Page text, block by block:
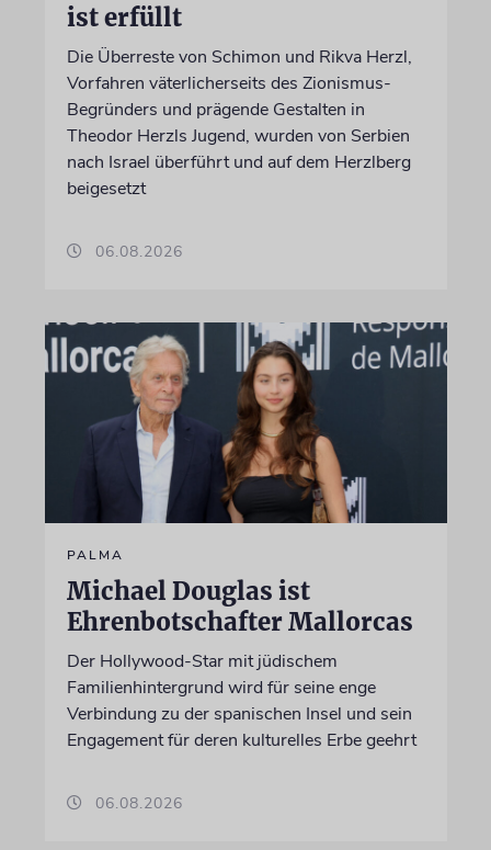
ist erfüllt
Die Überreste von Schimon und Rikva Herzl,
Vorfahren väterlicherseits des Zionismus-
Begründers und prägende Gestalten in
Theodor Herzls Jugend, wurden von Serbien
nach Israel überführt und auf dem Herzlberg
beigesetzt
06.08.2026
PALMA
Michael Douglas ist
Ehrenbotschafter Mallorcas
Der Hollywood-Star mit jüdischem
Familienhintergrund wird für seine enge
Verbindung zu der spanischen Insel und sein
Engagement für deren kulturelles Erbe geehrt
06.08.2026